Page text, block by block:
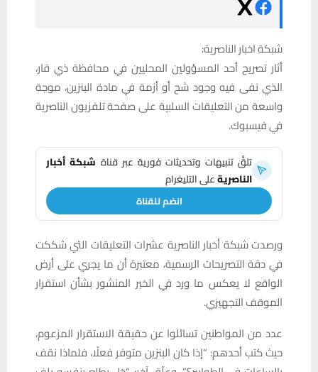
شبكة اخبار الناصرية:
أثار تصريح أحد المسؤولين المحليين في محافظة ذي قار،
الذي نفى فيه وجود شح أو أزمة في مادة البنزين، موجة
واسعة من التعليقات السلبية على صفحة تلفزيون الناصرية
في فيسبوك.
تلقَّ تنبيهات وتحديثات فورية عبر قناة شبكة أخبار
الناصريةعلى التليغرام
انضم للقناة
ورصدت شبكة أخبار الناصرية عشرات التعليقات التي شككت
في دقة التصريحات الرسمية، معتبرة أن ما يجري على أرض
الواقع لا يعكس ما ورد في الخبر المنشور بشأن استقرار
الموقف التجهيزي.
عدد من المواطنين تسائلوا عن حقيقة الاستقرار المزعوم،
حيث كتب أحدهم: “إذا كان البنزين متوفر فعلًا، فلماذا نقف